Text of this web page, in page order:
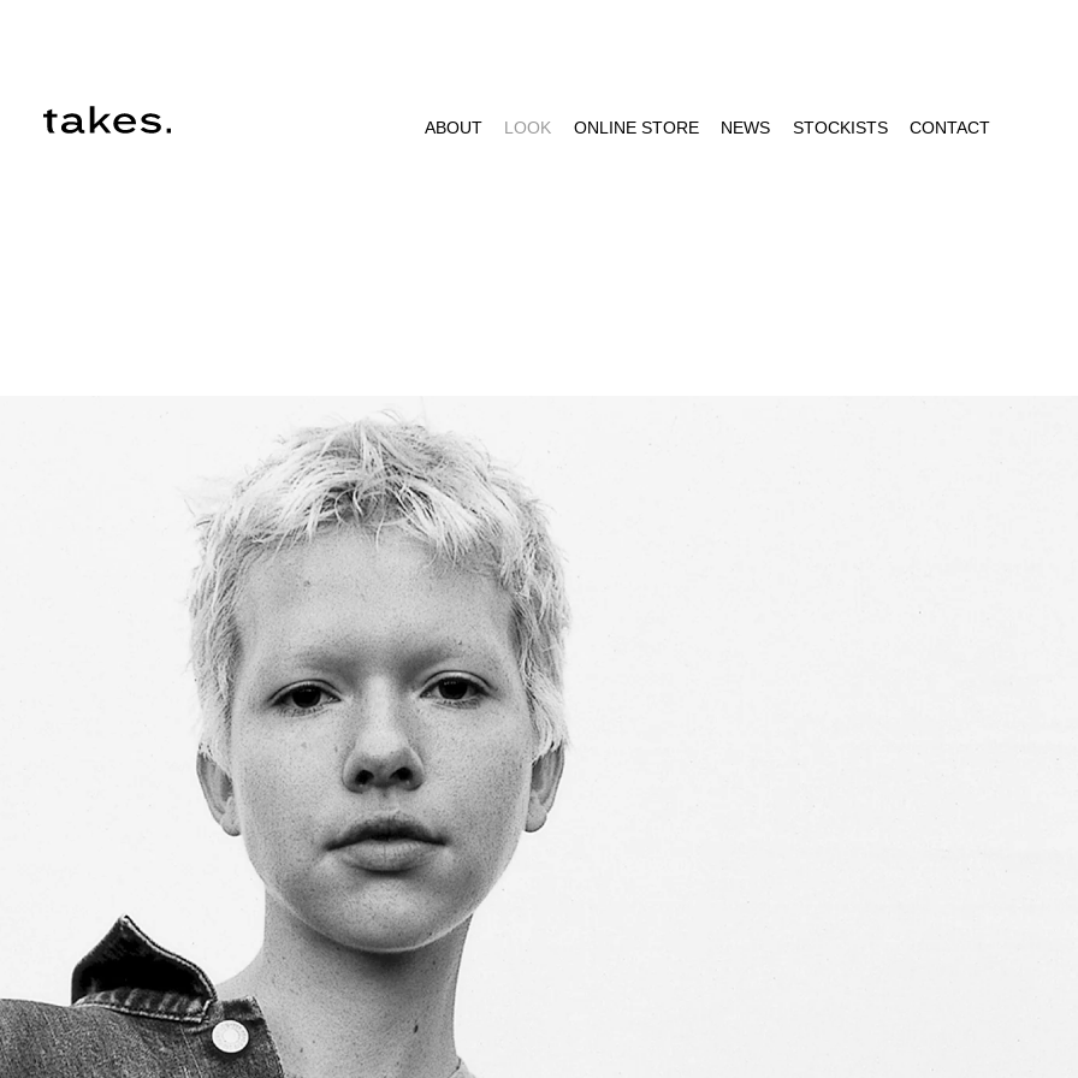
ABOUT LOOK ONLINE STORE NEWS STOCKISTS CONTACT